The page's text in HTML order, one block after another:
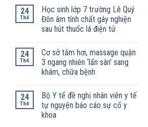
24
Th4
Học sinh lớp 7 trường Lê Quý
Đôn âm tính chất gây nghiện
sau hút thuốc lá điện tử
24
Th4
Cơ sở tắm hơi, massage quận
3 ngang nhiên ‘lấn sân’ sang
khám, chữa bệnh
24
Th4
Bộ Y tế đề nghị nhân viên y tế
tự nguyện báo cáo sự cố y
khoa